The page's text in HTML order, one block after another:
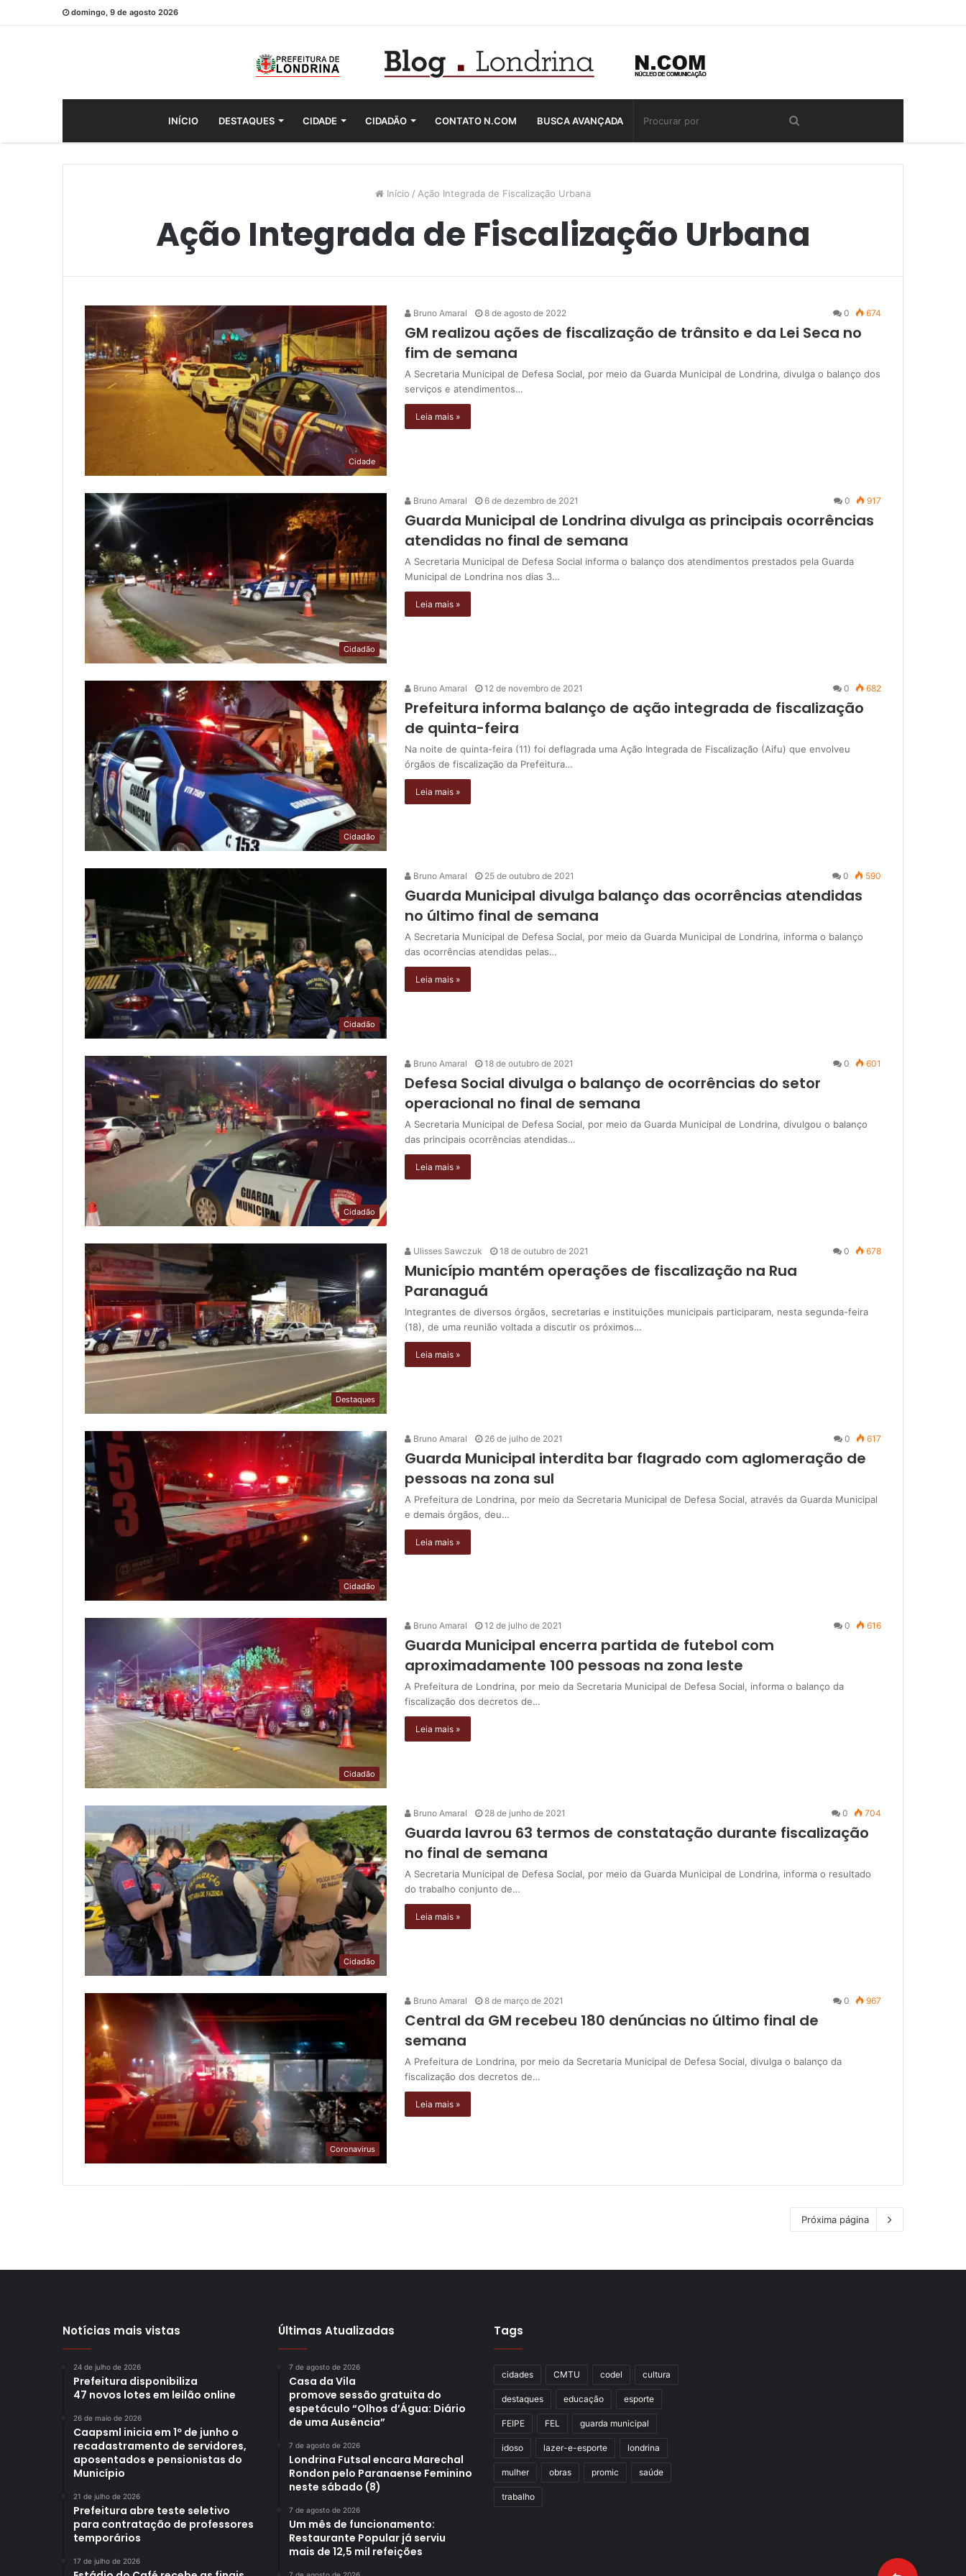
domingo, 9 de agosto 2026
INÍCIO DESTAQUES CIDADE CIDADÃO CONTATO N.COM BUSCA AVANÇADA
Início / Ação Integrada de Fiscalização Urbana
Ação Integrada de Fiscalização Urbana
Cidade
Bruno Amaral 8 de agosto de 2022 0 674
GM realizou ações de fiscalização de trânsito e da Lei Seca no
fim de semana
A Secretaria Municipal de Defesa Social, por meio da Guarda Municipal de Londrina, divulga o balanço dos
serviços e atendimentos…
Leia mais »
Cidadão
Bruno Amaral 6 de dezembro de 2021 0 917
Guarda Municipal de Londrina divulga as principais ocorrências
atendidas no final de semana
A Secretaria Municipal de Defesa Social informa o balanço dos atendimentos prestados pela Guarda
Municipal de Londrina nos dias 3…
Leia mais »
Cidadão
Bruno Amaral 12 de novembro de 2021 0 682
Prefeitura informa balanço de ação integrada de fiscalização
de quinta-feira
Na noite de quinta-feira (11) foi deflagrada uma Ação Integrada de Fiscalização (Aifu) que envolveu
órgãos de fiscalização da Prefeitura…
Leia mais »
Cidadão
Bruno Amaral 25 de outubro de 2021 0 590
Guarda Municipal divulga balanço das ocorrências atendidas
no último final de semana
A Secretaria Municipal de Defesa Social, por meio da Guarda Municipal de Londrina, informa o balanço
das ocorrências atendidas pelas…
Leia mais »
Cidadão
Bruno Amaral 18 de outubro de 2021 0 601
Defesa Social divulga o balanço de ocorrências do setor
operacional no final de semana
A Secretaria Municipal de Defesa Social, por meio da Guarda Municipal de Londrina, divulgou o balanço
das principais ocorrências atendidas…
Leia mais »
Destaques
Ulisses Sawczuk 18 de outubro de 2021 0 678
Município mantém operações de fiscalização na Rua
Paranaguá
Integrantes de diversos órgãos, secretarias e instituições municipais participaram, nesta segunda-feira
(18), de uma reunião voltada a discutir os próximos…
Leia mais »
Cidadão
Bruno Amaral 26 de julho de 2021 0 617
Guarda Municipal interdita bar flagrado com aglomeração de
pessoas na zona sul
A Prefeitura de Londrina, por meio da Secretaria Municipal de Defesa Social, através da Guarda Municipal
e demais órgãos, deu…
Leia mais »
Cidadão
Bruno Amaral 12 de julho de 2021 0 616
Guarda Municipal encerra partida de futebol com
aproximadamente 100 pessoas na zona leste
A Prefeitura de Londrina, por meio da Secretaria Municipal de Defesa Social, informa o balanço da
fiscalização dos decretos de…
Leia mais »
Cidadão
Bruno Amaral 28 de junho de 2021 0 704
Guarda lavrou 63 termos de constatação durante fiscalização
no final de semana
A Secretaria Municipal de Defesa Social, por meio da Guarda Municipal de Londrina, informa o resultado
do trabalho conjunto de…
Leia mais »
Coronavirus
Bruno Amaral 8 de março de 2021 0 967
Central da GM recebeu 180 denúncias no último final de
semana
A Prefeitura de Londrina, por meio da Secretaria Municipal de Defesa Social, divulga o balanço da
fiscalização dos decretos de…
Leia mais »
Próxima página
Notícias mais vistas
24 de julho de 2026
Prefeitura disponibiliza
47 novos lotes em leilão online
26 de maio de 2026
Caapsml inicia em 1º de junho o
recadastramento de servidores,
aposentados e pensionistas do
Município
21 de julho de 2026
Prefeitura abre teste seletivo
para contratação de professores
temporários
17 de julho de 2026
Últimas Atualizadas
7 de agosto de 2026
Casa da Vila
promove sessão gratuita do
espetáculo “Olhos d’Água: Diário
de uma Ausência”
7 de agosto de 2026
Londrina Futsal encara Marechal
Rondon pelo Paranaense Feminino
neste sábado (8)
7 de agosto de 2026
Um mês de funcionamento:
Restaurante Popular já serviu
mais de 12,5 mil refeições
Tags
cidades CMTU codel cultura
destaques educação esporte
FEIPE FEL guarda municipal
idoso lazer-e-esporte londrina
mulher obras promic saúde
trabalho